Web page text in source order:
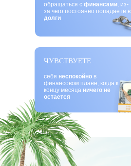
обращаться с финансами , из-
за чего постоянно попадаете в
долги
ЧУВСТВУЕТЕ
себя неспокойно в
финансовом плане, когда к
концу месяца ничего не
остается